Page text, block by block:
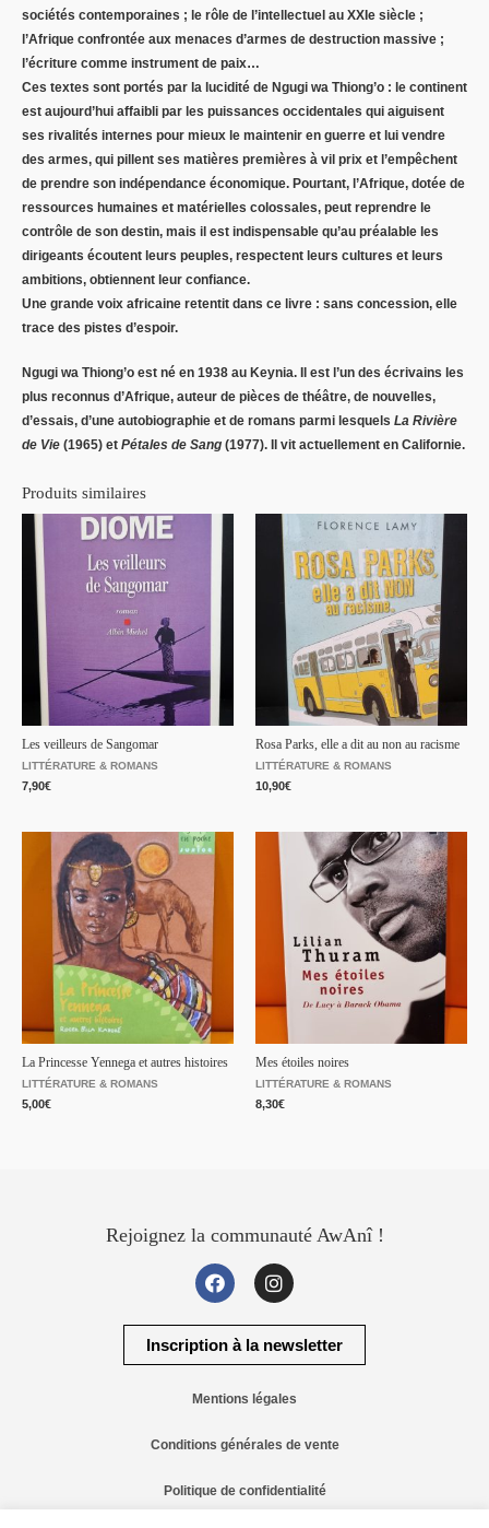
sociétés contemporaines ; le rôle de l’intellectuel au XXIe siècle ;
l’Afrique confrontée aux menaces d’armes de destruction massive ;
l’écriture comme instrument de paix…
Ces textes sont portés par la lucidité de Ngugi wa Thiong’o : le continent
est aujourd’hui affaibli par les puissances occidentales qui aiguisent
ses rivalités internes pour mieux le maintenir en guerre et lui vendre
des armes, qui pillent ses matières premières à vil prix et l’empêchent
de prendre son indépendance économique. Pourtant, l’Afrique, dotée de
ressources humaines et matérielles colossales, peut reprendre le
contrôle de son destin, mais il est indispensable qu’au préalable les
dirigeants écoutent leurs peuples, respectent leurs cultures et leurs
ambitions, obtiennent leur confiance.
Une grande voix africaine retentit dans ce livre : sans concession, elle
trace des pistes d’espoir.
Ngugi wa Thiong’o est né en 1938 au Keynia. Il est l’un des écrivains les
plus reconnus d’Afrique, auteur de pièces de théâtre, de nouvelles,
d’essais, d’une autobiographie et de romans parmi lesquels La Rivière
de Vie (1965) et Pétales de Sang (1977). Il vit actuellement en Californie.
Produits similaires
Les veilleurs de Sangomar
LITTÉRATURE & ROMANS
7,90€
Rosa Parks, elle a dit au non au racisme
LITTÉRATURE & ROMANS
10,90€
La Princesse Yennega et autres histoires
LITTÉRATURE & ROMANS
5,00€
Mes étoiles noires
LITTÉRATURE & ROMANS
8,30€
Rejoignez la communauté AwAnî !
Inscription à la newsletter
Mentions légales
Conditions générales de vente
Politique de confidentialité